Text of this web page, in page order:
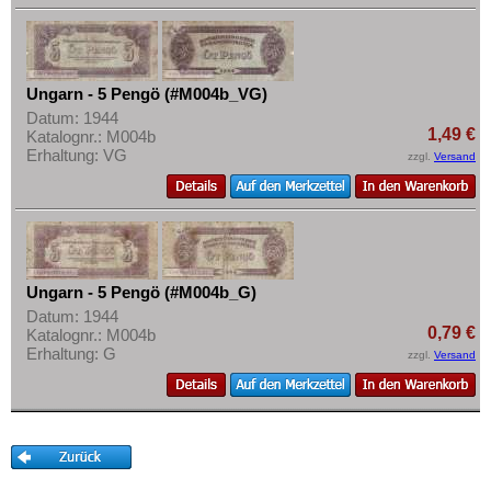
Mehr über...
Zahlungsbedingungen
Privatsphäre und Datenschutz
Widerrufsbelehrung
Liefer- und Versandkosten
Impressum
Ungarn - 5 Pengö (#M004b_VG)
Datum: 1944
Katalognr.: M004b
Erhaltung: VG
1,49 €
zzgl. Versand
Ungarn - 5 Pengö (#M004b_G)
Datum: 1944
Katalognr.: M004b
Erhaltung: G
0,79 €
zzgl. Versand